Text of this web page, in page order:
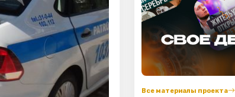
Все материалы проекта